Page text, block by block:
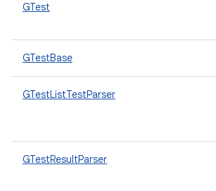
GTest
GTestBase
GTestListTestParser
GTestResultParser